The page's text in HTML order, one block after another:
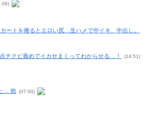
ートを捲るとエロい尻…生ハメで中イキ、中出し。
チクビ責めでイカせまくってわからせる…！ (14:51)
… 他 (07:00)